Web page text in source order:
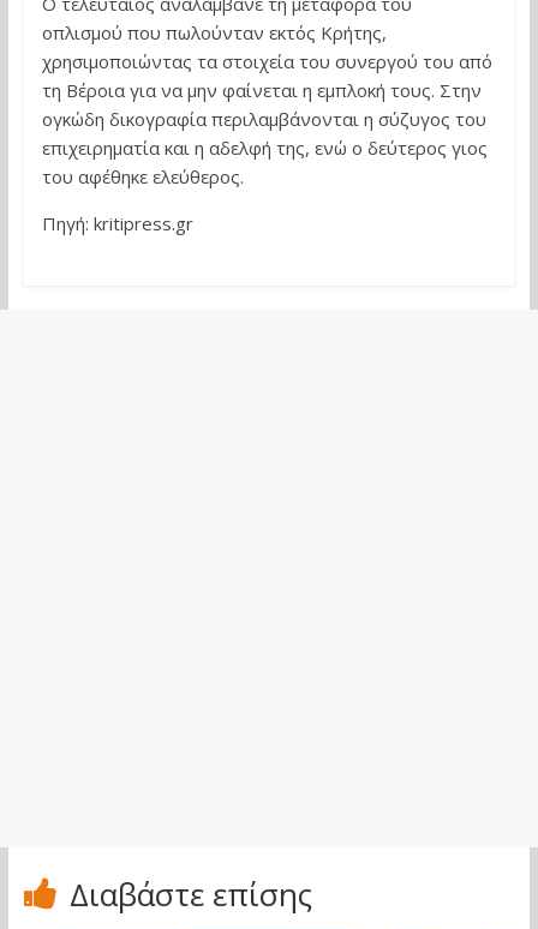
οπλισμού που πωλούνταν εκτός Κρήτης,
χρησιμοποιώντας τα στοιχεία του συνεργού του από
τη Βέροια για να μην φαίνεται η εμπλοκή τους. Στην
ογκώδη δικογραφία περιλαμβάνονται η σύζυγος του
επιχειρηματία και η αδελφή της, ενώ ο δεύτερος γιος
του αφέθηκε ελεύθερος.
Πηγή: kritipress.gr
Διαβάστε επίσης